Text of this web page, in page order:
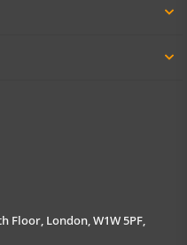
Floor, London, W1W 5PF,